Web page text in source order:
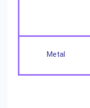
Metal